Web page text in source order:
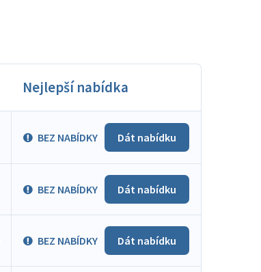
Nejlepší nabídka
BEZ NABÍDKY Dát nabídku
BEZ NABÍDKY Dát nabídku
BEZ NABÍDKY Dát nabídku